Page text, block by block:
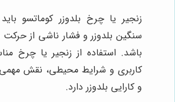
زنجیر یا چرخ بلدوزر کوماتسو
سنگین بلدوزر و فشار ناشی از
باشد. استفاده از زنجیر یا چرخ
کاربری و شرایط محیطی، نقش
و کارایی بلدوزر دارد.